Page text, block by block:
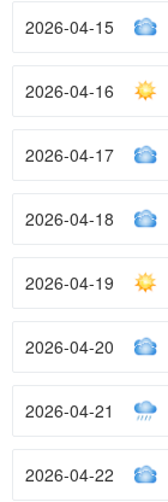
2026-04-15
2026-04-16
2026-04-17
2026-04-18
2026-04-19
2026-04-20
2026-04-21
2026-04-22